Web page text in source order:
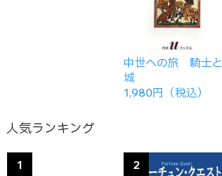
中世への旅 騎士と
城
1,980円（税込）
人気ランキング
1 2